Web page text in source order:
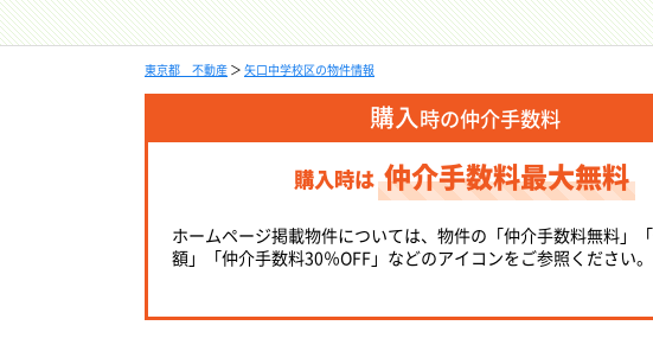
東京都 不動産 ＞ 矢口中学校区の物件情報
購入時の仲介手数料
購入時は 仲介手数料最大無料
ホームページ掲載物件については、物件の「仲介手数料無料」
額」「仲介手数料30％OFF」などのアイコンをご参照ください。